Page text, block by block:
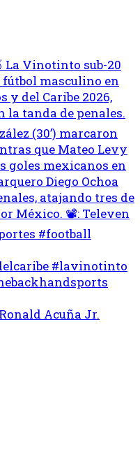
Ronald Acuña Jr.